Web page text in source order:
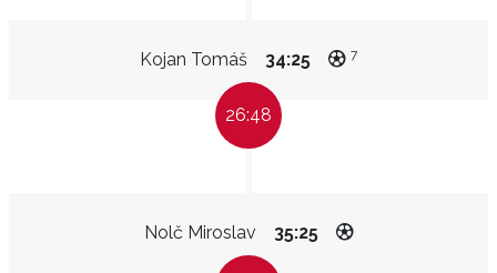
Kojan Tomáš 34:25 7
26:48
Nolč Miroslav 35:25